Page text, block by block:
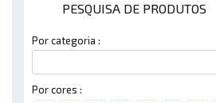
PESQUISA DE PRODUTOS
Por categoria :
Por cores :